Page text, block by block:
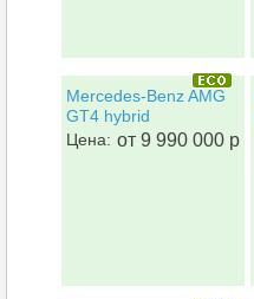
Mercedes-Benz AMG
GT4 hybrid
от 9 990 000 р
Цена: